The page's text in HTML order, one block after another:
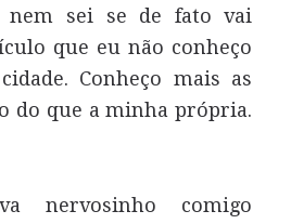
nem sei se de fato vai
que eu não conheço
Conheço mais as
do que a minha própria.
nervosinho comigo